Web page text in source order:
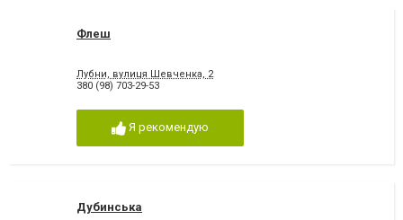
Флеш
Лубни, вулиця Шевченка, 2
380 (98) 703-29-53
Я рекомендую
Дубинська